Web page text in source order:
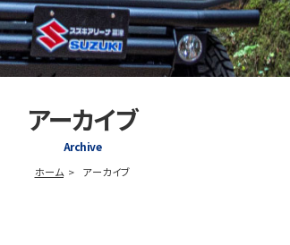
アーカイブ
Archive
ホーム アーカイブ